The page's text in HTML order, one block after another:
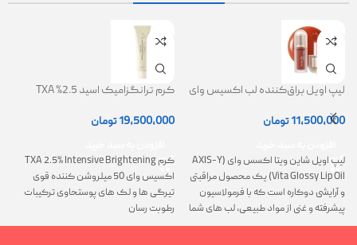
لیپ اویل براق‌کننده لب اکسیس وای
11,500,000تومان
لیپ اویل شاین ویتا اکسس وای (AXIS-Y
Vita Glossy Lip Oil) یک محصول مراقبتی
و آرایشی دوکاره است که با فرمولاسیون
پیشرفته و غنی از مواد طبیعی، لب های شما
را همزمان ترمیم، تغذیه و فوق العاده
کرم ترانگزامیک اسید 2.5% TXA
19,500,000تومان
کرم TXA 2.5% Intensive Brightening
اکسیس وای 50 میلروشن کننده قوی
تیرگی ها و لک های پوستحاوی ترکیبات
رطوبت رسان